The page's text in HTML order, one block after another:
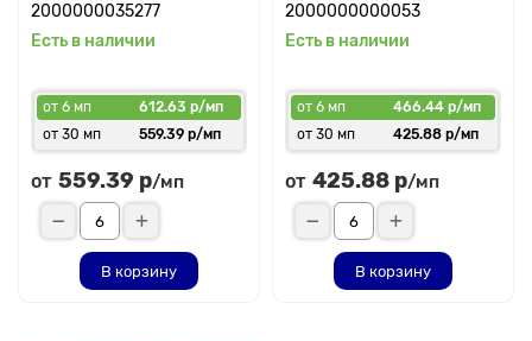
2000000035277
Есть в наличии
от 6 мп
612.63 р/мп
от 30 мп
559.39 р/мп
от 559.39 р/мп
В корзину
2000000000053
Есть в наличии
от 6 мп
466.44 р/мп
от 30 мп
425.88 р/мп
от 425.88 р/мп
В корзину